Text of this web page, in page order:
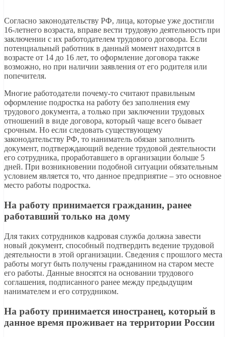
Согласно законодательству РФ, лица, которые уже достигли
16-летнего возраста, вправе вести трудовую деятельность при
заключении с их работодателем трудового договора. Если
потенциальный работник в данный момент находится в
возрасте от 14 до 16 лет, то оформление договора также
возможно, но при наличии заявления от его родителя или
попечителя.
Многие работодатели почему-то считают правильным
оформление подростка на работу без заполнения ему
трудового документа, а только при заключении трудовых
отношений в виде договора, который чаще всего бывает
срочным. Но если следовать существующему
законодательству РФ, то наниматель обязан заполнить
документ, подтверждающий ведение трудовой деятельности
его сотрудника, проработавшего в организации больше 5
дней. При возникновении подобной ситуации обязательным
условием является то, что данное предприятие – это основное
место работы подростка.
На работу принимается гражданин, ранее
работавший только на дому
Для таких сотрудников кадровая служба должна завести
новый документ, способный подтвердить ведение трудовой
деятельности в этой организации. Сведения с прошлого места
работы могут быть получены гражданином на старом месте
его работы. Данные вносятся на основании трудового
соглашения, подписанного ранее между предыдущим
нанимателем и его сотрудником.
На работу принимается иностранец, который в
данное время проживает на территории России